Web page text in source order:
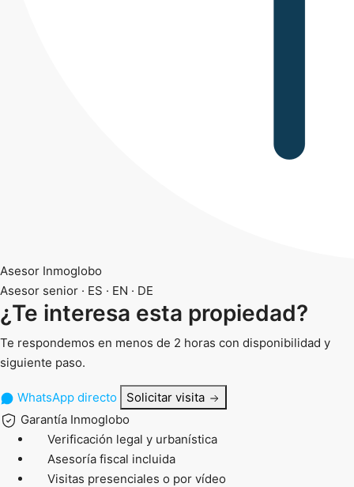
Asesor Inmoglobo
Asesor senior · ES · EN · DE
¿Te interesa esta propiedad?
Te respondemos en menos de 2 horas con disponibilidad y
siguiente paso.
WhatsApp directo
Solicitar visita
Garantía Inmoglobo
Verificación legal y urbanística
Asesoría fiscal incluida
Visitas presenciales o por vídeo